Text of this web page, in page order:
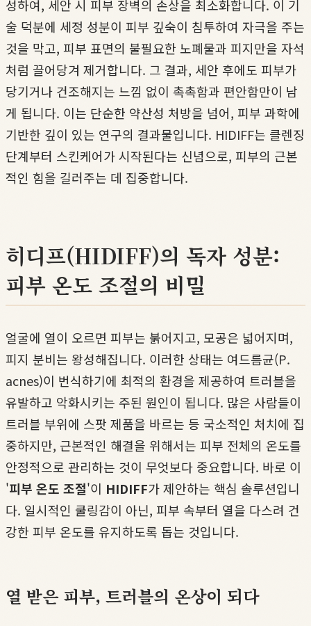
성하여, 세안 시 피부 장벽의 손상을 최소화합니다. 이 기
술 덕분에 세정 성분이 피부 깊숙이 침투하여 자극을 주는
것을 막고, 피부 표면의 불필요한 노폐물과 피지만을 자석
처럼 끌어당겨 제거합니다. 그 결과, 세안 후에도 피부가
당기거나 건조해지는 느낌 없이 촉촉함과 편안함만이 남
게 됩니다. 이는 단순한 약산성 처방을 넘어, 피부 과학에
기반한 깊이 있는 연구의 결과물입니다. HIDIFF는 클렌징
단계부터 스킨케어가 시작된다는 신념으로, 피부의 근본
적인 힘을 길러주는 데 집중합니다.
히디프(HIDIFF)의 독자 성분:
피부 온도 조절의 비밀
얼굴에 열이 오르면 피부는 붉어지고, 모공은 넓어지며,
피지 분비는 왕성해집니다. 이러한 상태는 여드름균(P.
acnes)이 번식하기에 최적의 환경을 제공하여 트러블을
유발하고 악화시키는 주된 원인이 됩니다. 많은 사람들이
트러블 부위에 스팟 제품을 바르는 등 국소적인 처치에 집
중하지만, 근본적인 해결을 위해서는 피부 전체의 온도를
안정적으로 관리하는 것이 무엇보다 중요합니다. 바로 이
'피부 온도 조절'이 HIDIFF가 제안하는 핵심 솔루션입니
다. 일시적인 쿨링감이 아닌, 피부 속부터 열을 다스려 건
강한 피부 온도를 유지하도록 돕는 것입니다.
열 받은 피부, 트러블의 온상이 되다